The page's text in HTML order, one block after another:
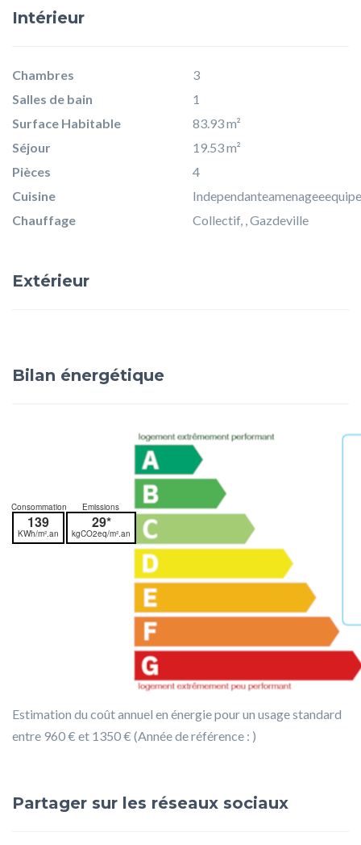
Intérieur
Chambres
3
Salles de bain
1
Surface Habitable
83.93 m²
Séjour
19.53 m²
Pièces
4
Cuisine
Chauffage
Collectif, , Gazdeville
Extérieur
Bilan énergétique
Consommation
139
KWh/m².an
Emissions
29*
kgCO2eq/m².an
Estimation du coût annuel en énergie pour un usage standard
entre 960 € et 1350 € (Année de référence : )
Partager sur les réseaux sociaux